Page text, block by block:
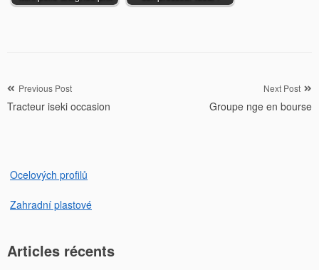
Navigation
de
Previous Post
Tracteur iseki occasion
Next Post
Groupe nge en bourse
Ocelových profilů
Zahradní plastové
Articles récents